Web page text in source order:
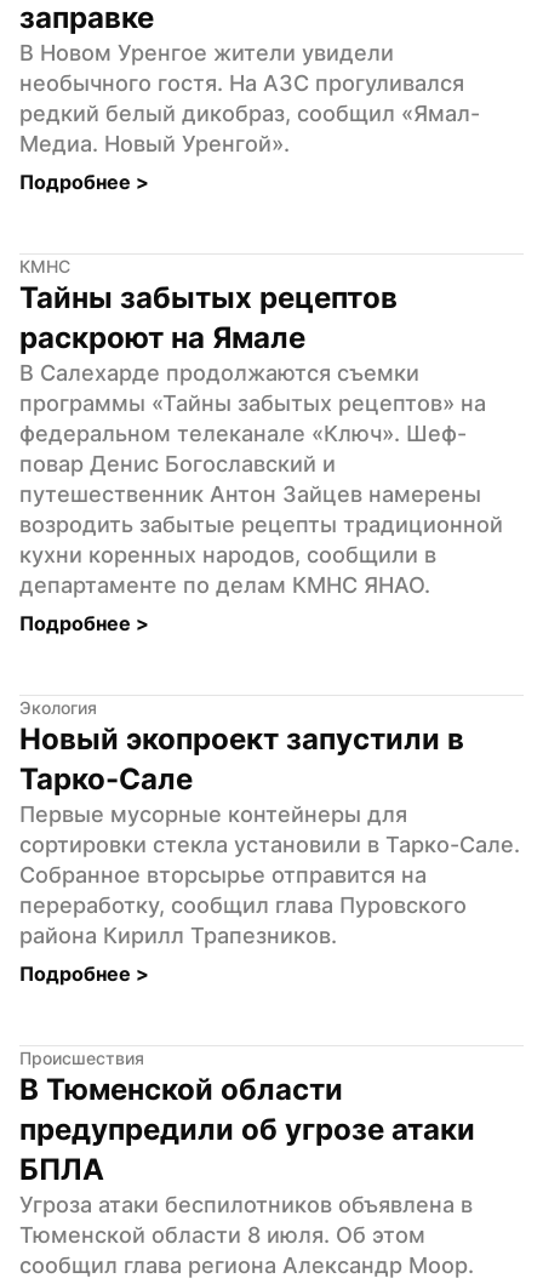
заправке
В Новом Уренгое жители увидели
необычного гостя. На АЗС прогуливался
редкий белый дикобраз, сообщил «Ямал-
Медиа. Новый Уренгой».
Подробнее >
КМНС
Тайны забытых рецептов
раскроют на Ямале
В Салехарде продолжаются съемки
программы «Тайны забытых рецептов» на
федеральном телеканале «Ключ». Шеф-
повар Денис Богославский и
путешественник Антон Зайцев намерены
возродить забытые рецепты традиционной
кухни коренных народов, сообщили в
департаменте по делам КМНС ЯНАО.
Подробнее >
Экология
Новый экопроект запустили в
Тарко-Сале
Первые мусорные контейнеры для
сортировки стекла установили в Тарко-Сале.
Собранное вторсырье отправится на
переработку, сообщил глава Пуровского
района Кирилл Трапезников.
Подробнее >
Происшествия
В Тюменской области
предупредили об угрозе атаки
БПЛА
Угроза атаки беспилотников объявлена в
Тюменской области 8 июля. Об этом
сообщил глава региона Александр Моор.